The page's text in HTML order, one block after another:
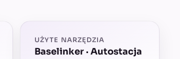
UŻYTE NARZĘDZIA
Baselinker · Autostacja